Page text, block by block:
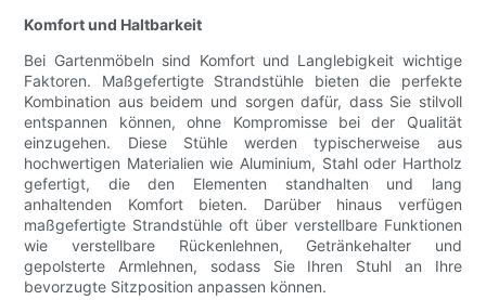
Komfort und Haltbarkeit
Bei Gartenmöbeln sind Komfort und Langlebigkeit wichtige
Faktoren. Maßgefertigte Strandstühle bieten die perfekte
Kombination aus beidem und sorgen dafür, dass Sie stilvoll
entspannen können, ohne Kompromisse bei der Qualität
einzugehen. Diese Stühle werden typischerweise aus
hochwertigen Materialien wie Aluminium, Stahl oder Hartholz
gefertigt, die den Elementen standhalten und lang
anhaltenden Komfort bieten. Darüber hinaus verfügen
maßgefertigte Strandstühle oft über verstellbare Funktionen
wie verstellbare Rückenlehnen, Getränkehalter und
gepolsterte Armlehnen, sodass Sie Ihren Stuhl an Ihre
bevorzugte Sitzposition anpassen können.